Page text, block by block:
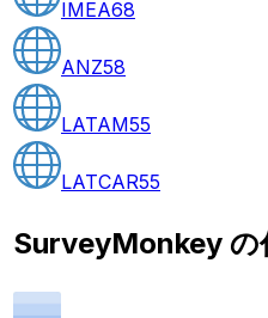
IMEA68
ANZ58
LATAM55
LATCAR55
SurveyMonkey の